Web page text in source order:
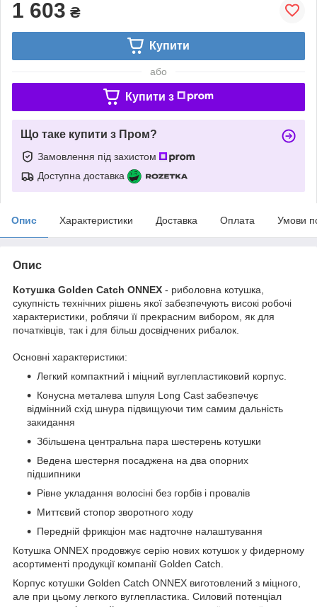
1 603 ₴
Купити
або
Купити з
Що таке купити з Пром?
Замовлення під захистом
Доступна доставка
Опис Характеристики Доставка Оплата Умови
Опис
Котушка Golden Catch ONNEX - риболовна котушка,
сукупність технічних рішень якої забезпечують високі робочі
характеристики, роблячи її прекрасним вибором, як для
початківців, так і для більш досвідчених рибалок.
Основні характеристики:
Легкий компактний і міцний вуглепластиковий корпус.
Конусна металева шпуля Long Cast забезпечує
відмінний схід шнура підвищуючи тим самим дальність
закидання
Збільшена центральна пара шестерень котушки
Ведена шестерня посаджена на два опорних
підшипники
Рівне укладання волосіні без горбів і провалів
Миттєвий стопор зворотного ходу
Передній фрикціон має надточне налаштування
Котушка ONNEX продовжує серію нових котушок у фидерному
асортименті продукції компанії Golden Catch.
Корпус котушки Golden Catch ONNEX виготовлений з міцного,
але при цьому легкого вуглепластика. Силовий потенціал